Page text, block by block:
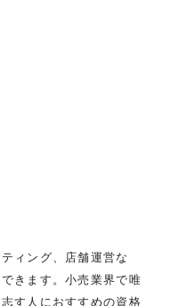
ィング、店舗運営な
きます。小売業界で唯
す人におすすめの資格